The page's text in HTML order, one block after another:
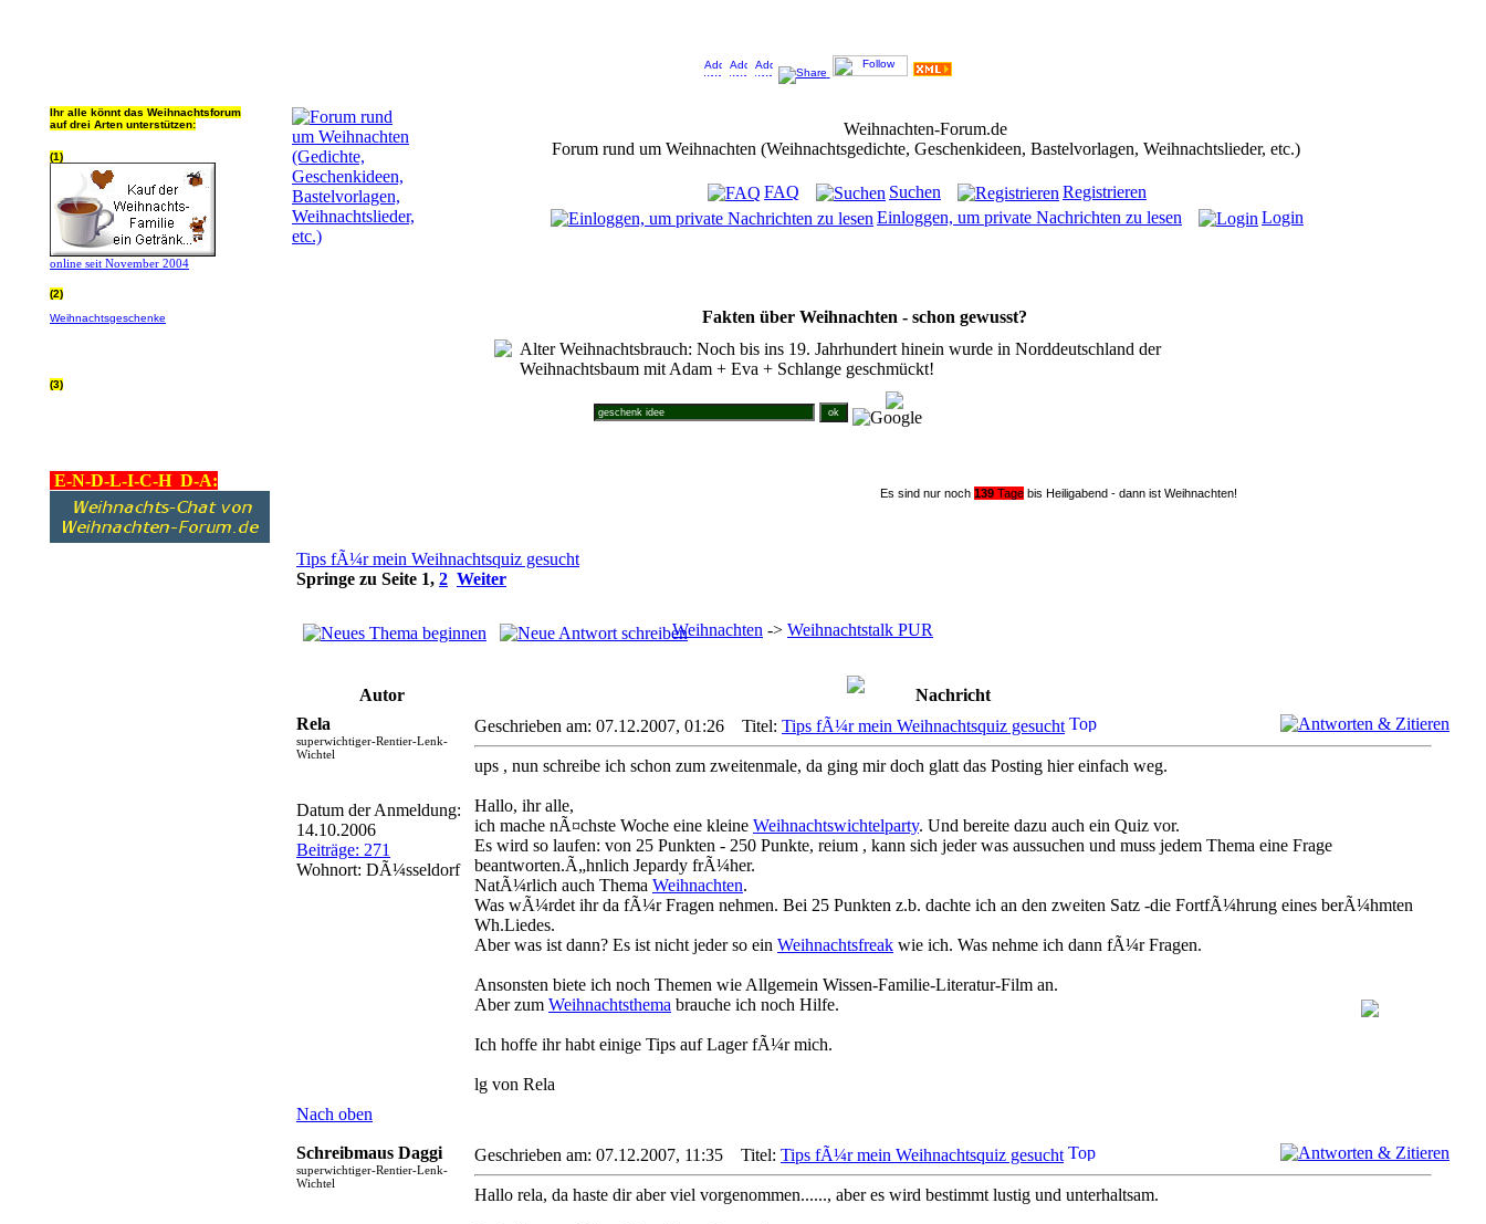
Ihr alle könnt das Weihnachtsforum
auf drei Arten unterstützen:
(1)
online seit November 2004
(2)
Weihnachtsgeschenke
(3)
E-N-D-L-I-C-H D-A:
Weihnachten-Forum.de
Forum rund um Weihnachten (Weihnachtsgedichte, Geschenkideen, Bastelvorlagen, Weihnachtslieder, etc.)
FAQ Suchen
Registrieren
Einloggen, um private Nachrichten zu lesen
Login
Fakten über Weihnachten - schon gewusst?
Alter Weihnachtsbrauch: Noch bis ins 19. Jahrhundert hinein wurde in Norddeutschland der
Weihnachtsbaum mit Adam + Eva + Schlange geschmückt!
Es sind nur noch 139 Tage bis Heiligabend - dann ist Weihnachten!
Tips fÃ¼r mein Weihnachtsquiz gesucht
Springe zu Seite 1, 2 Weiter
Weihnachten -> Weihnachtstalk PUR
Autor
Nachricht
Rela
superwichtiger-Rentier-Lenk-
Wichtel
Datum der Anmeldung:
14.10.2006
Beiträge: 271
Wohnort: DÃ¼sseldorf
Geschrieben am: 07.12.2007, 01:26 Titel: Tips fÃ¼r mein Weihnachtsquiz gesucht
ups , nun schreibe ich schon zum zweitenmale, da ging mir doch glatt das Posting hier einfach weg.
Hallo, ihr alle,
ich mache nÃ¤chste Woche eine kleine Weihnachtswichtelparty. Und bereite dazu auch ein Quiz vor.
Es wird so laufen: von 25 Punkten - 250 Punkte, reium , kann sich jeder was aussuchen und muss jedem Thema eine Frage
beantworten.Ã„hnlich Jepardy frÃ¼her.
NatÃ¼rlich auch Thema Weihnachten.
Was wÃ¼rdet ihr da fÃ¼r Fragen nehmen. Bei 25 Punkten z.b. dachte ich an den zweiten Satz -die FortfÃ¼hrung eines berÃ¼hmten
Wh.Liedes.
Aber was ist dann? Es ist nicht jeder so ein Weihnachtsfreak wie ich. Was nehme ich dann fÃ¼r Fragen.
Ansonsten biete ich noch Themen wie Allgemein Wissen-Familie-Literatur-Film an.
Aber zum Weihnachtsthema brauche ich noch Hilfe.
Ich hoffe ihr habt einige Tips auf Lager fÃ¼r mich.
lg von Rela
Nach oben
Schreibmaus Daggi
superwichtiger-Rentier-Lenk-
Wichtel
Geschrieben am: 07.12.2007, 11:35 Titel: Tips fÃ¼r mein Weihnachtsquiz gesucht
Hallo rela, da haste dir aber viel vorgenommen......, aber es wird bestimmt lustig und unterhaltsam.